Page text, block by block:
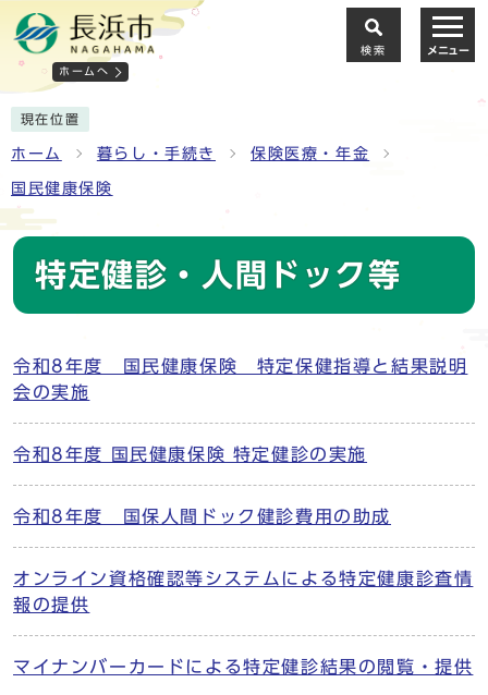
ホームへ
検索 メニュー
現在位置
ホーム 暮らし・手続き 保険医療・年金
国民健康保険
特定健診・人間ドック等
令和8年度 国民健康保険 特定保健指導と結果説明
会の実施
令和8年度 国民健康保険 特定健診の実施
令和8年度 国保人間ドック健診費用の助成
オンライン資格確認等システムによる特定健康診査情
報の提供
マイナンバーカードによる特定健診結果の閲覧・提供